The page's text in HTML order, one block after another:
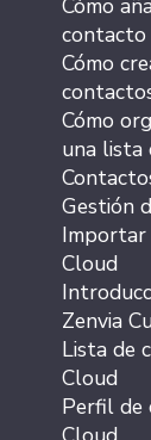
Cómo
contacto
Cómo
Cómo
una lista
Gestión
Importar
Cloud
Zenvia
Lista de
Cloud
Perfil de